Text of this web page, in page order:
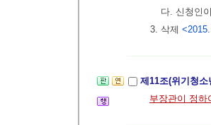
다. 신청인
3. 삭제
제11조(위기청
부장관이 정하